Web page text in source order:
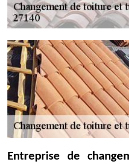
Entreprise de